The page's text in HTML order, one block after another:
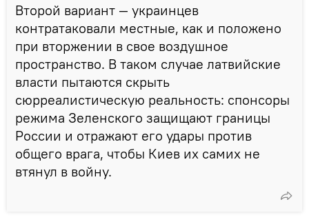
Второй вариант — украинцев
контратаковали местные, как и положено
при вторжении в свое воздушное
пространство. В таком случае латвийские
власти пытаются скрыть
сюрреалистическую реальность: спонсоры
режима Зеленского защищают границы
России и отражают его удары против
общего врага, чтобы Киев их самих не
втянул в войну.